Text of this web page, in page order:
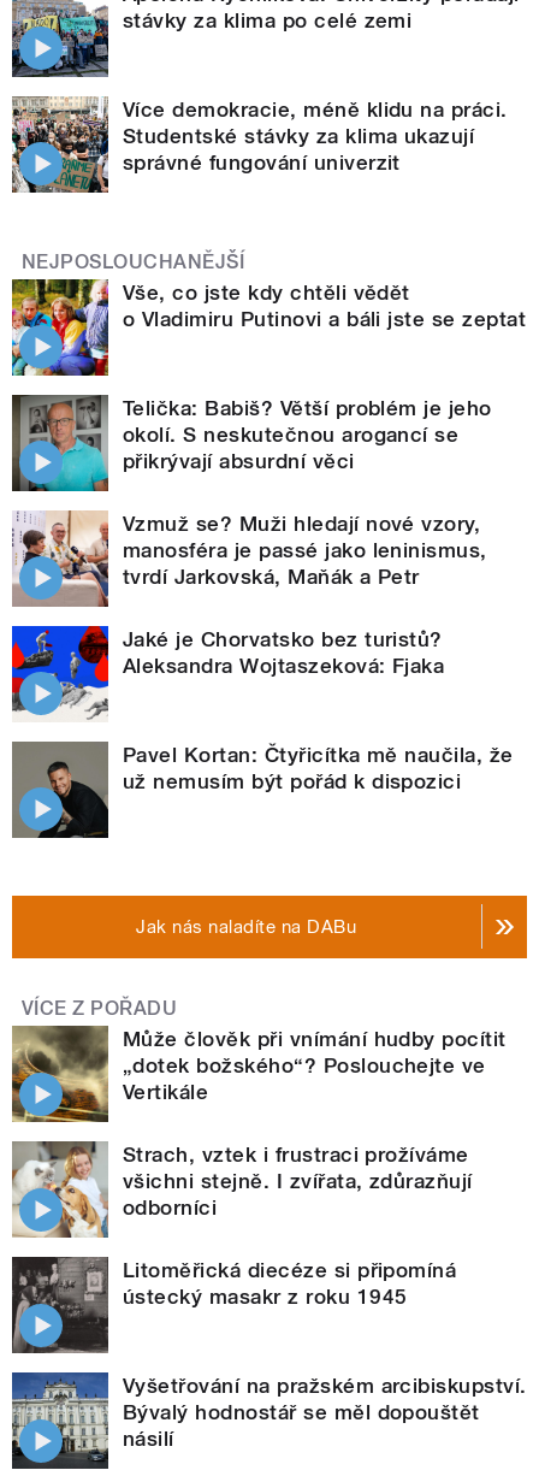
stávky za klima po celé zemi
Více demokracie, méně klidu na práci.
Studentské stávky za klima ukazují
správné fungování univerzit
NEJPOSLOUCHANĚJŠÍ
Vše, co jste kdy chtěli vědět
o Vladimiru Putinovi a báli jste se zeptat
Telička: Babiš? Větší problém je jeho
okolí. S neskutečnou arogancí se
přikrývají absurdní věci
Vzmuž se? Muži hledají nové vzory,
manosféra je passé jako leninismus,
tvrdí Jarkovská, Maňák a Petr
Jaké je Chorvatsko bez turistů?
Aleksandra Wojtaszeková: Fjaka
Pavel Kortan: Čtyřicítka mě naučila, že
už nemusím být pořád k dispozici
Jak nás naladíte na DABu
VÍCE Z POŘADU
Může člověk při vnímání hudby pocítit
„dotek božského“? Poslouchejte ve
Vertikále
Strach, vztek i frustraci prožíváme
všichni stejně. I zvířata, zdůrazňují
odborníci
Litoměřická diecéze si připomíná
ústecký masakr z roku 1945
Vyšetřování na pražském arcibiskupství.
Bývalý hodnostář se měl dopouštět
násilí